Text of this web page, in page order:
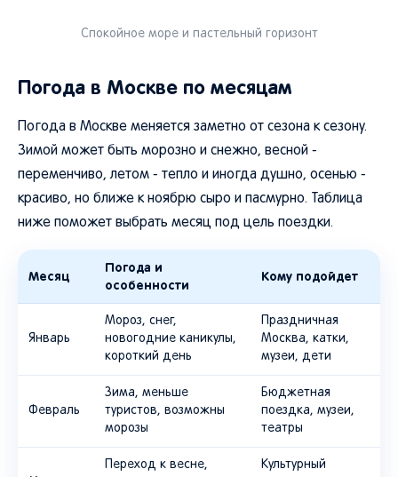
Спокойное море и пастельный горизонт
Погода в Москве по месяцам
Погода в Москве меняется заметно от сезона к сезону.
Зимой может быть морозно и снежно, весной -
переменчиво, летом - тепло и иногда душно, осенью -
красиво, но ближе к ноябрю сыро и пасмурно. Таблица
ниже поможет выбрать месяц под цель поездки.
Месяц
Погода и
особенности
Кому подойдет
Январь
Мороз, снег,
новогодние каникулы,
короткий день
Праздничная
Москва, катки,
музеи, дети
Февраль
Зима, меньше
туристов, возможны
морозы
Бюджетная
поездка, музеи,
театры
Переход к весне,
Культурный